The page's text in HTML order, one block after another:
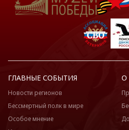
ГЛАВНЫЕ СОБЫТИЯ
Новости регионов
Бессмертный полк в мире
Особое мнение
О